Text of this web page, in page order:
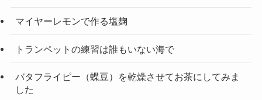
マイヤーレモンで作る塩麹
トランペットの練習は誰もいない海で
バタフライピー（蝶豆）を乾燥させてお茶にしてみま
した